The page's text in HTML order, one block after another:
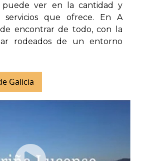
puede ver en la cantidad y
servicios que ofrece. En A
encontrar de todo, con la
rodeados de un entorno
Galicia